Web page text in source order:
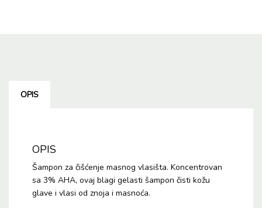
OPIS
OPIS
Šampon za čišćenje masnog vlasišta. Koncentrovan
sa 3% AHA, ovaj blagi gelasti šampon čisti kožu
glave i vlasi od znoja i masnoća.